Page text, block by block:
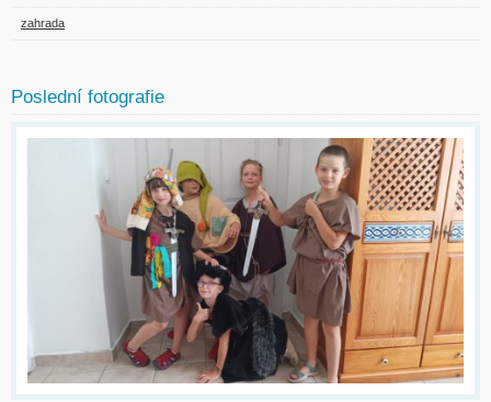
zahrada
Poslední fotografie